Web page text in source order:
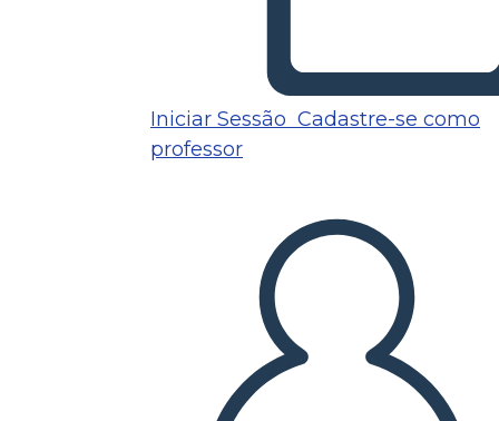
Iniciar Sessão Cadastre-se como
professor